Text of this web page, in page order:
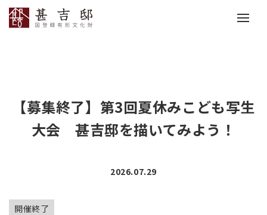
【募集終了】第3回夏休みこども写生
大会 甚吉邸を描いてみよう！
2026.07.29
開催終了